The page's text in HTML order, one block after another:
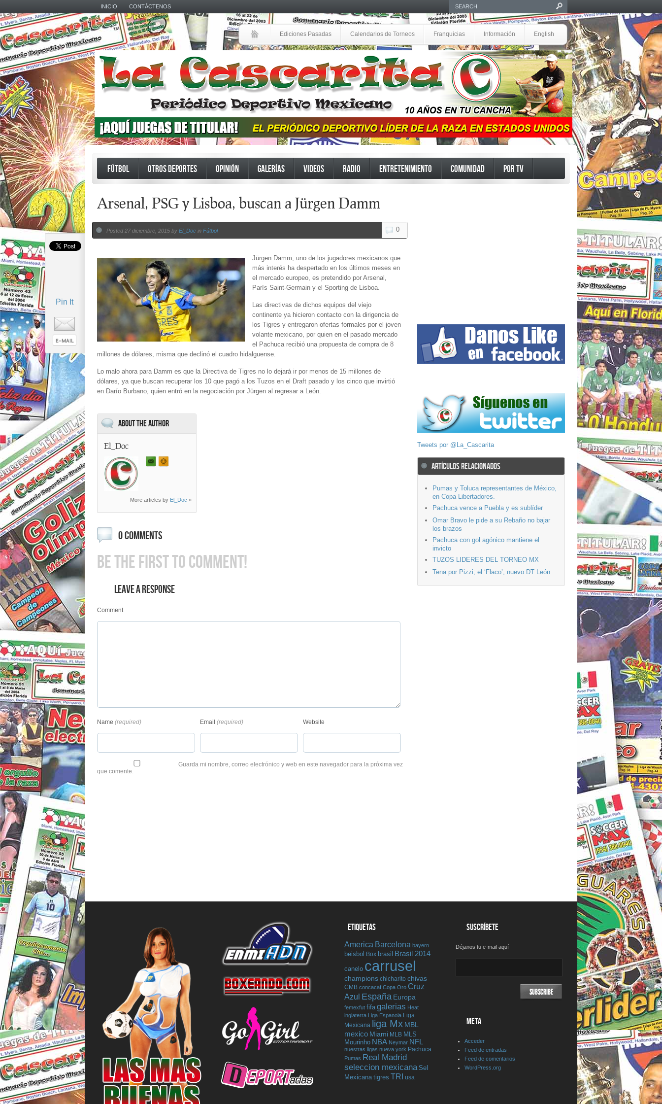
INICIO CONTÁCTENOS
Ediciones Pasadas Calendarios de Torneos Franquicias Información English
FÚTBOL OTROS DEPORTES OPINIÓN GALERÍAS VIDEOS RADIO ENTRETENIMIENTO COMUNIDAD POR TV
Pin It
Arsenal, PSG y Lisboa, buscan a Jürgen Damm
0
Posted 27 diciembre, 2015 by El_Doc in Fútbol
Jürgen Damm, uno de los jugadores mexicanos que
más interés ha despertado en los últimos meses en
el mercado europeo, es pretendido por Arsenal,
París Saint-Germain y el Sporting de Lisboa.
Las directivas de dichos equipos del viejo
continente ya hicieron contacto con la dirigencia de
los Tigres y entregaron ofertas formales por el joven
volante mexicano, por quien en el pasado mercado
el Pachuca recibió una propuesta de compra de 8
millones de dólares, misma que declinó el cuadro hidalguense.
Lo malo ahora para Damm es que la Directiva de Tigres no lo dejará ir por menos de 15 millones de
dólares, ya que buscan recuperar los 10 que pagó a los Tuzos en el Draft pasado y los cinco que invirtió
en Darío Burbano, quien entró en la negociación por Jürgen al regresar a León.
About the Author
El_Doc
More articles by El_Doc »
0 COMMENTS
BE THE FIRST TO COMMENT!
LEAVE A RESPONSE
Comment
Name (required) Email (required) Website
Guarda mi nombre, correo electrónico y web en este navegador para la próxima vez
que comente.
Tweets por @La_Cascarita
ARTÍCULOS RELACIONADOS
Pumas y Toluca representantes de México,
en Copa Libertadores.
Pachuca vence a Puebla y es sublíder
Omar Bravo le pide a su Rebaño no bajar
los brazos
Pachuca con gol agónico mantiene el
invicto
TUZOS LIDERES DEL TORNEO MX
Tena por Pizzi; el ‘Flaco’, nuevo DT León
ETIQUETAS
America Barcelona bayern
beisbol Box brasil Brasil 2014
canelo carrusel
champions chicharito chivas
CMB concacaf Copa Oro Cruz
Azul España Europa
femexfut fifa galerias Heat
inglaterra Liga Espanola Liga
Mexicana
liga Mx MBL
mexico Miami MLB MLS
Mourinho NBA Neymar NFL
nuestras ligas nueva york Pachuca
Pumas Real Madrid
seleccion mexicana Sel
Mexicana tigres TRI usa
SUSCRÍBETE
Déjanos tu e-mail aquí
META
Acceder
Feed de entradas
Feed de comentarios
WordPress.org